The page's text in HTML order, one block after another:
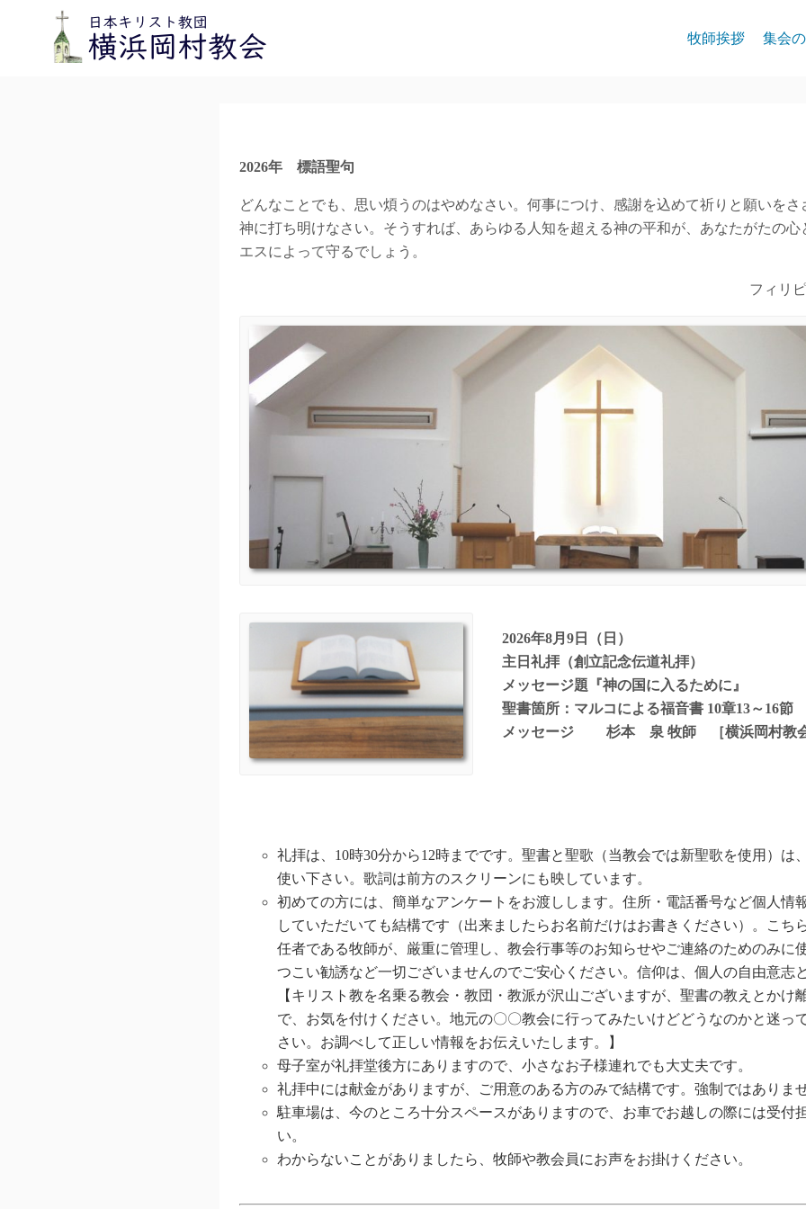
牧師挨拶 集会
2026年 標語聖句
どんなことでも、思い煩うのはやめなさい。何事につけ、感謝を込めて祈りと願いを
神に打ち明けなさい。そうすれば、あらゆる人知を超える神の平和が、あなたがたの
エスによって守るでしょう。
フィリ
2026年8月9日（日）
主日礼拝（創立記念伝道礼拝）
メッセージ題『神の国に入るために』
聖書箇所：マルコによる福音書 10章13～16節
メッセージ
杉本 泉 牧師 ［横浜岡村教
礼拝は、10時30分から12時までです。聖書と聖歌（当教会では新聖歌を使用）は
使い下さい。歌詞は前方のスクリーンにも映しています。
初めての方には、簡単なアンケートをお渡しします。住所・電話番号など個人情
していただいても結構です（出来ましたらお名前だけはお書きください）。こち
任者である牧師が、厳重に管理し、教会行事等のお知らせやご連絡のためのみに
つこい勧誘など一切ございませんのでご安心ください。信仰は、個人の自由意志
【キリスト教を名乗る教会・教団・教派が沢山ございますが、聖書の教えとかけ
で、お気を付けください。地元の〇〇教会に行ってみたいけどどうなのかと迷っ
さい。お調べして正しい情報をお伝えいたします。】
母子室が礼拝堂後方にありますので、小さなお子様連れでも大丈夫です。
礼拝中には献金がありますが、ご用意のある方のみで結構です。強制ではありま
駐車場は、今のところ十分スペースがありますので、お車でお越しの際には受付
い。
わからないことがありましたら、牧師や教会員にお声をお掛けください。